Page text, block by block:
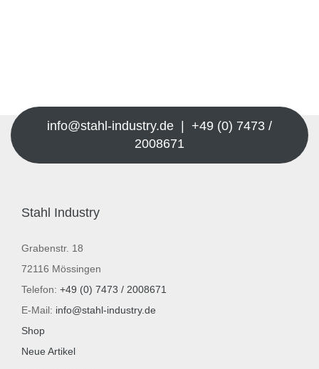
info@stahl-industry.de | +49 (0) 7473 /
2008671
Stahl Industry
Grabenstr. 18
72116 Mössingen
Telefon: +49 (0) 7473 / 2008671
E-Mail: info@stahl-industry.de
Shop
Neue Artikel